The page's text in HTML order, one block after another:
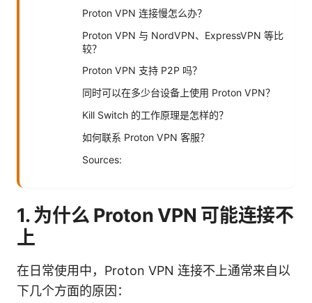
Proton VPN 连接慢怎么办？
Proton VPN 与 NordVPN、ExpressVPN 等比
较？
Proton VPN 支持 P2P 吗？
同时可以在多少台设备上使用 Proton VPN？
Kill Switch 的工作原理是怎样的？
如何联系 Proton VPN 客服？
Sources:
1. 为什么 Proton VPN 可能连接不
上
在日常使用中，Proton VPN 连接不上通常来自以
下几个方面的原因：